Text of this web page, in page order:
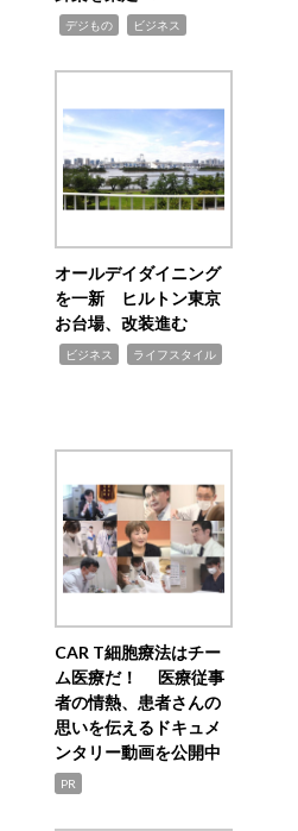
デジもの ビジネス
オールデイダイニング
を一新 ヒルトン東京
お台場、改装進む
ビジネス ライフスタイル
CAR T細胞療法はチー
ム医療だ！ 医療従事
者の情熱、患者さんの
思いを伝えるドキュメ
ンタリー動画を公開中
PR